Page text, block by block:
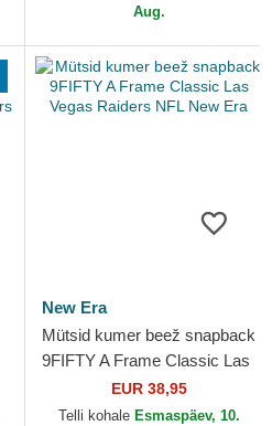
Aug.
New Era
Mütsid kumer beež snapback
9FIFTY A Frame Classic Las
Vegas Raiders NFL New Era
EUR 38,95
Telli kohale Esmaspäev, 10.